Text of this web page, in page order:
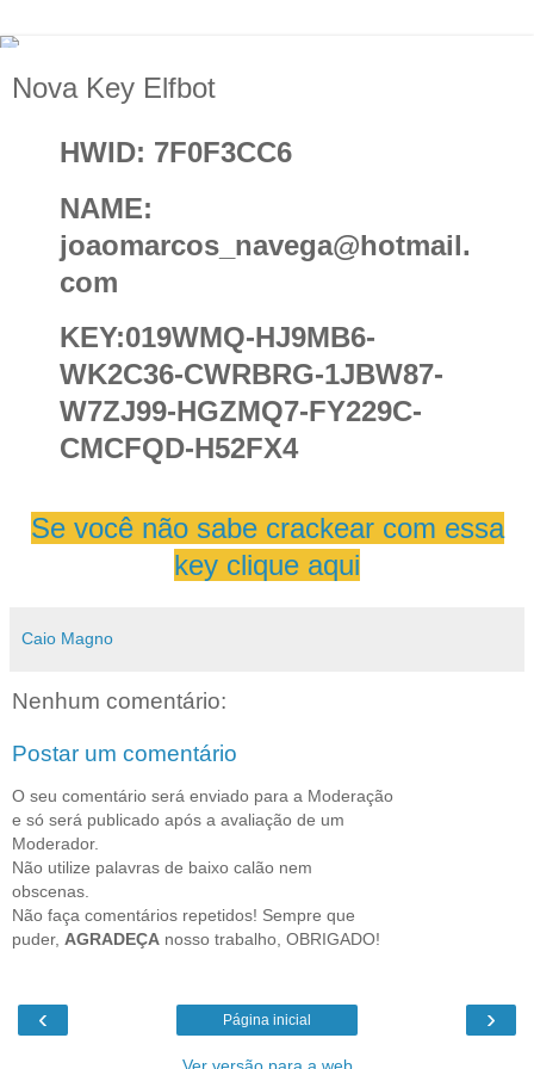
Nova Key Elfbot
HWID: 7F0F3CC6
NAME:
joaomarcos_navega@hotmail.
com
KEY:019WMQ-HJ9MB6-
WK2C36-CWRBRG-1JBW87-
W7ZJ99-HGZMQ7-FY229C-
CMCFQD-H52FX4
Se você não sabe crackear com essa
key clique aqui
Caio Magno
Nenhum comentário:
Postar um comentário
O seu comentário será enviado para a Moderação
e só será publicado após a avaliação de um
Moderador.
Não utilize palavras de baixo calão nem
obscenas.
Não faça comentários repetidos! Sempre que
puder, AGRADEÇA nosso trabalho, OBRIGADO!
‹ ›
Página inicial
Ver versão para a web